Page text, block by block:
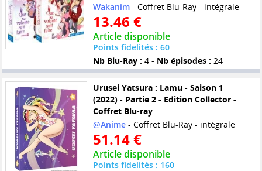
Wakanim- Coffret Blu-Ray - intégrale
13.46 €
Article disponible
Points fidelités : 60
Nb Blu-Ray : 4 - Nb épisodes : 24
Urusei Yatsura : Lamu - Saison 1
(2022) - Partie 2 - Edition Collector -
Coffret Blu-ray
@Anime- Coffret Blu-Ray - intégrale
51.14 €
Article disponible
Points fidelités : 160